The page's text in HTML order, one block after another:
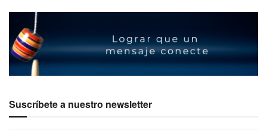
Suscríbete a nuestro newsletter